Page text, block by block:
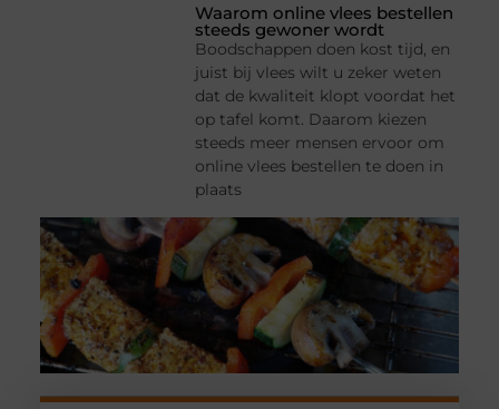
Waarom online vlees bestellen
steeds gewoner wordt
Boodschappen doen kost tijd, en
juist bij vlees wilt u zeker weten
dat de kwaliteit klopt voordat het
op tafel komt. Daarom kiezen
steeds meer mensen ervoor om
online vlees bestellen te doen in
plaats